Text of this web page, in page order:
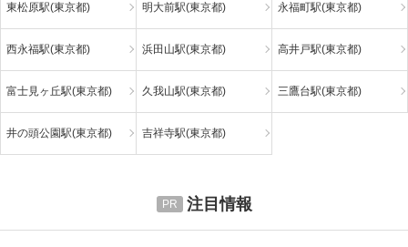
東松原駅(東京都) 明大前駅(東京都) 永福町駅(東京都)
西永福駅(東京都) 浜田山駅(東京都) 高井戸駅(東京都)
富士見ヶ丘駅(東京都) 久我山駅(東京都) 三鷹台駅(東京都)
井の頭公園駅(東京都) 吉祥寺駅(東京都)
注目情報